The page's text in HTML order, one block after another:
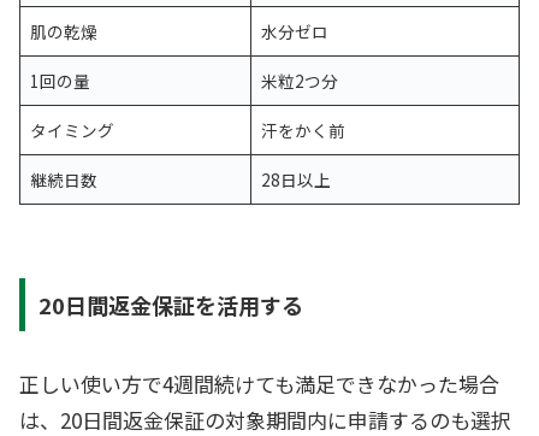
肌の乾燥 水分ゼロ
1回の量 米粒2つ分
タイミング 汗をかく前
継続日数 28日以上
20日間返金保証を活用する
正しい使い方で4週間続けても満足できなかった場合
は、20日間返金保証の対象期間内に申請するのも選択